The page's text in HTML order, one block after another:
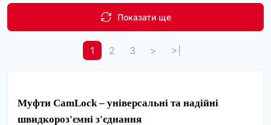
Показати ще
1 2 3 > >|
Муфти CamLock – універсальні та надійні
швидкороз'ємні з'єднання